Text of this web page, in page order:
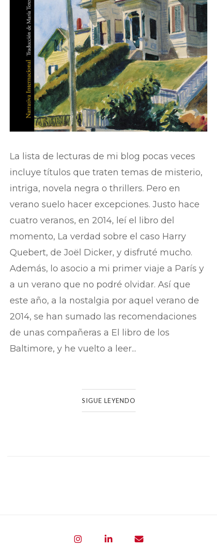
La lista de lecturas de mi blog pocas veces
incluye títulos que traten temas de misterio,
intriga, novela negra o thrillers. Pero en
verano suelo hacer excepciones. Justo hace
cuatro veranos, en 2014, leí el libro del
momento, La verdad sobre el caso Harry
Quebert, de Joël Dicker, y disfruté mucho.
Además, lo asocio a mi primer viaje a París y
a un verano que no podré olvidar. Así que
este año, a la nostalgia por aquel verano de
2014, se han sumado las recomendaciones
de unas compañeras a El libro de los
Baltimore, y he vuelto a leer...
SIGUE LEYENDO